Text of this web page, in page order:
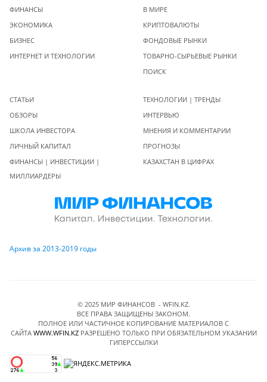
ФИНАНСЫ
ЭКОНОМИКА
БИЗНЕС
ИНТЕРНЕТ И ТЕХНОЛОГИИ
В МИРЕ
КРИПТОВАЛЮТЫ
ФОНДОВЫЕ РЫНКИ
ТОВАРНО-СЫРЬЕВЫЕ РЫНКИ
ПОИСК
СТАТЬИ
ОБЗОРЫ
ШКОЛА ИНВЕСТОРА
ЛИЧНЫЙ КАПИТАЛ
ФИНАНСЫ | ИНВЕСТИЦИИ |
МИЛЛИАРДЕРЫ
ТЕХНОЛОГИИ | ТРЕНДЫ
ИНТЕРВЬЮ
МНЕНИЯ И КОММЕНТАРИИ
ПРОГНОЗЫ
КАЗАХСТАН В ЦИФРАХ
Архив за 2013-2019 годы
© 2025 МИР ФИНАНСОВ - WFIN.KZ.
ВСЕ ПРАВА ЗАЩИЩЕНЫ ЗАКОНОМ.
ПОЛНОЕ ИЛИ ЧАСТИЧНОЕ КОПИРОВАНИЕ МАТЕРИАЛОВ C
САЙТА WWW.WFIN.KZРАЗРЕШЕНО ТОЛЬКО ПРИ ОБЯЗАТЕЛЬНОМ УКАЗАНИИ
ГИПЕРССЫЛКИ